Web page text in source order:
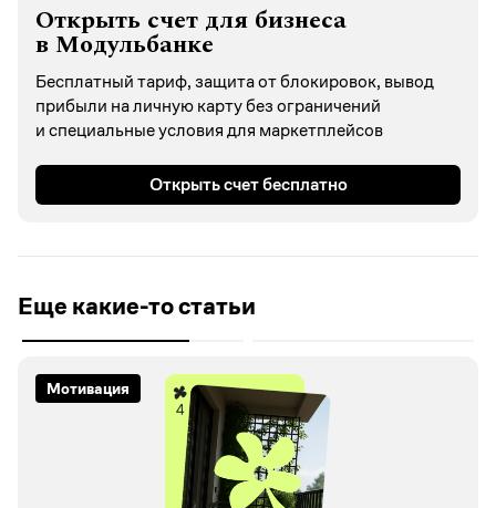
Открыть счет для бизнеса
в Модульбанке
Бесплатный тариф, защита от блокировок, вывод
прибыли на личную карту без ограничений
и специальные условия для маркетплейсов
Открыть счет бесплатно
Еще какие-то статьи
Мотивация